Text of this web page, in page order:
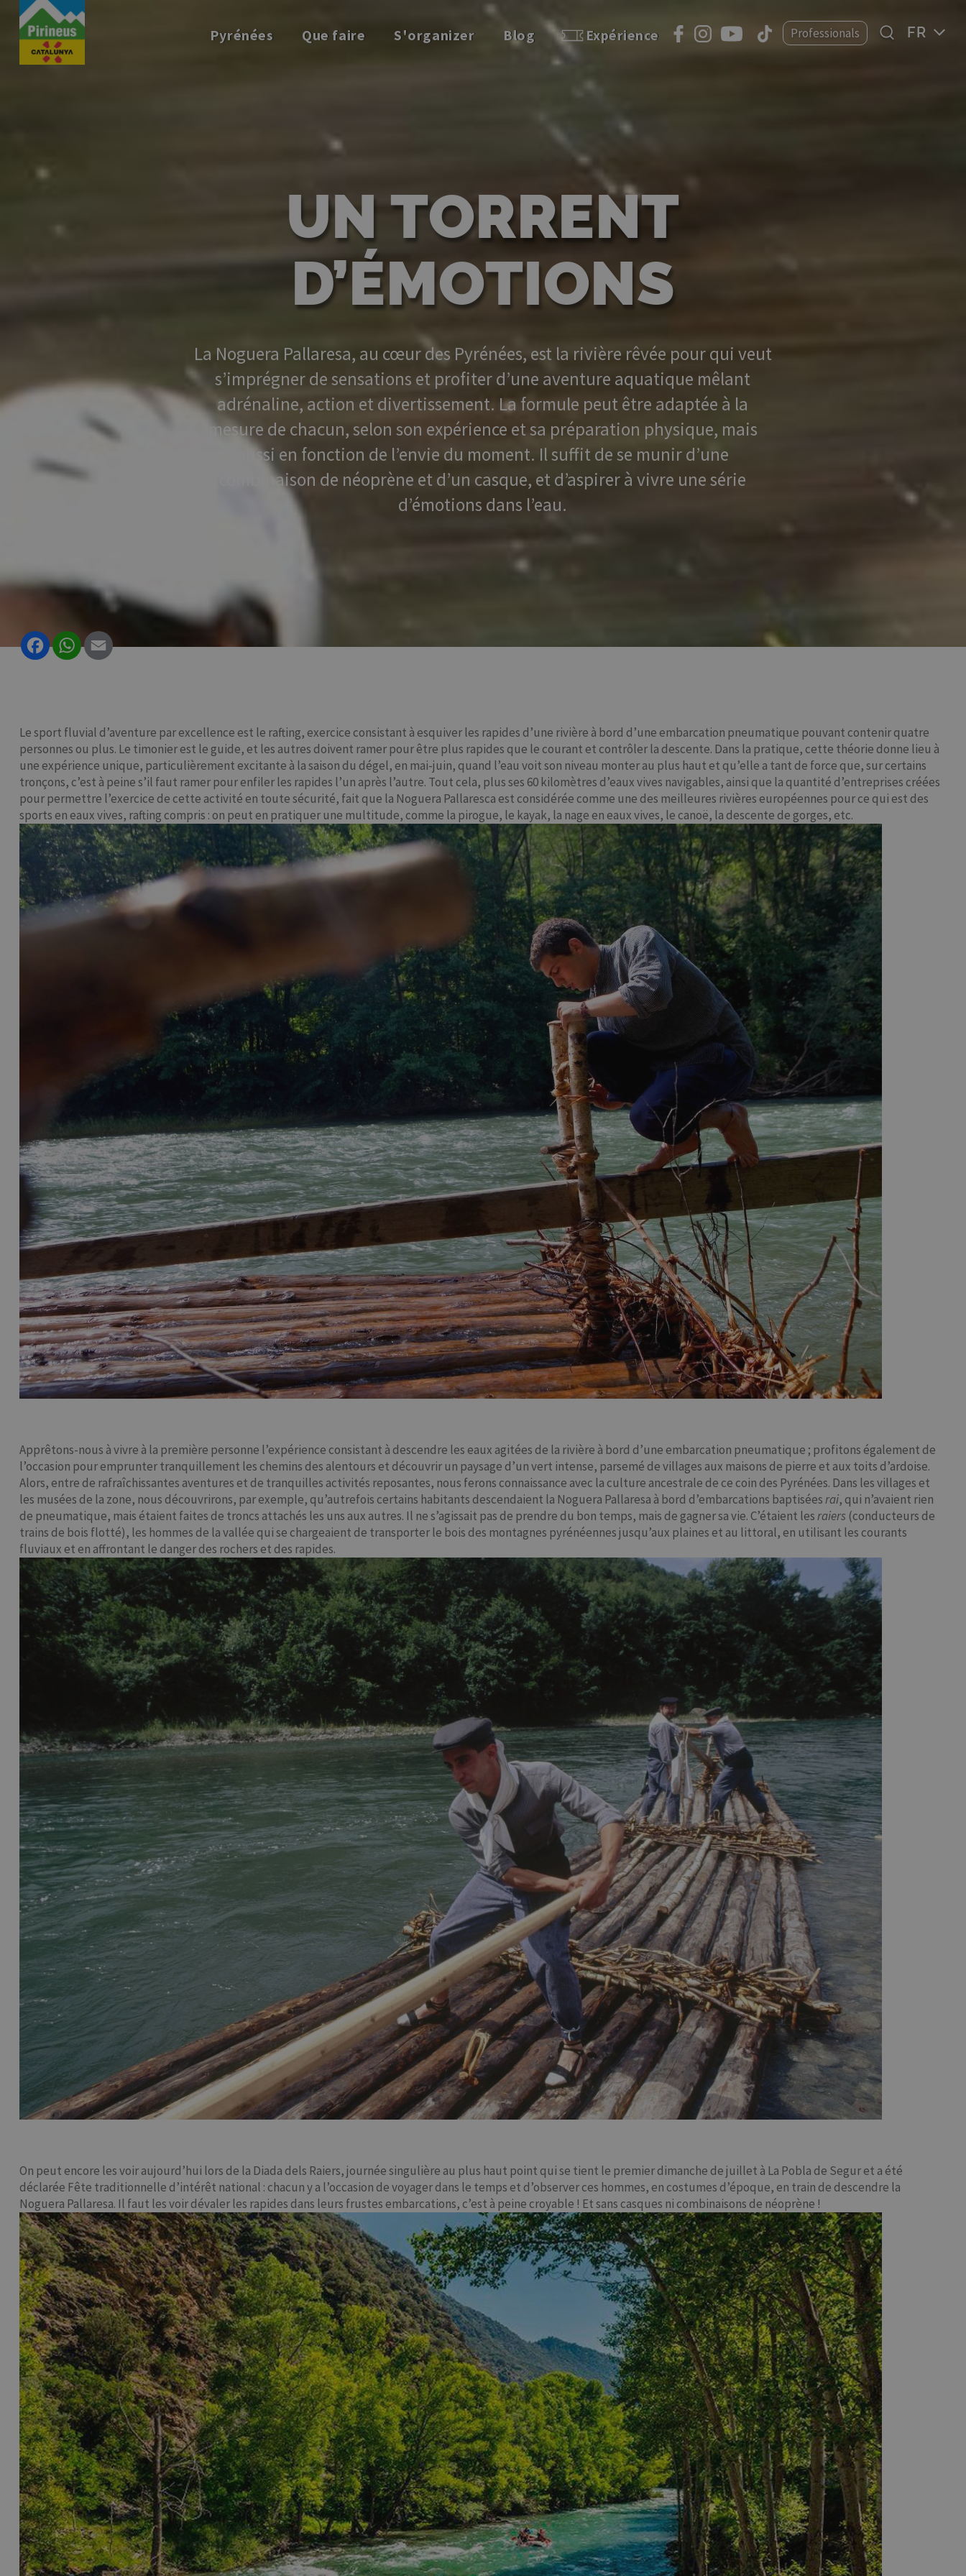
Aller
contenu
principal
Pyrénées Que faire S'organizer Blog Expérience Professionals
Select
your
UN TORRENT
D’ÉMOTIONS
La Noguera Pallaresa, au cœur des Pyrénées, est la rivière rêvée pour qui veut
s’imprégner de sensations et profiter d’une aventure aquatique mêlant
adrénaline, action et divertissement. La formule peut être adaptée à la
mesure de chacun, selon son expérience et sa préparation physique, mais
aussi en fonction de l’envie du moment. Il suffit de se munir d’une
combinaison de néoprène et d’un casque, et d’aspirer à vivre une série
d’émotions dans l’eau.
FacebookWhatsApp
Le sport fluvial d’aventure par excellence est le rafting, exercice consistant à esquiver les rapides d’une rivière à bord d’une embarcation pneumatique pouvant contenir quatre
personnes ou plus. Le timonier est le guide, et les autres doivent ramer pour être plus rapides que le courant et contrôler la descente. Dans la pratique, cette théorie donne lieu à
une expérience unique, particulièrement excitante à la saison du dégel, en mai-juin, quand l’eau voit son niveau monter au plus haut et qu’elle a tant de force que, sur certains
tronçons, c’est à peine s’il faut ramer pour enfiler les rapides l’un après l’autre. Tout cela, plus ses 60 kilomètres d’eaux vives navigables, ainsi que la quantité d’entreprises créées
pour permettre l’exercice de cette activité en toute sécurité, fait que la Noguera Pallaresca est considérée comme une des meilleures rivières européennes pour ce qui est des
sports en eaux vives, rafting compris : on peut en pratiquer une multitude, comme la pirogue, le kayak, la nage en eaux vives, le canoë, la descente de gorges, etc.
Apprêtons-nous à vivre à la première personne l’expérience consistant à descendre les eaux agitées de la rivière à bord d’une embarcation pneumatique ; profitons également de
l’occasion pour emprunter tranquillement les chemins des alentours et découvrir un paysage d’un vert intense, parsemé de villages aux maisons de pierre et aux toits d’ardoise.
Alors, entre de rafraîchissantes aventures et de tranquilles activités reposantes, nous ferons connaissance avec la culture ancestrale de ce coin des Pyrénées. Dans les villages et
les musées de la zone, nous découvrirons, par exemple, qu’autrefois certains habitants descendaient la Noguera Pallaresa à bord d’embarcations baptiséesrai, qui n’avaient rien
de pneumatique, mais étaient faites de troncs attachés les uns aux autres. Il ne s’agissait pas de prendre du bon temps, mais de gagner sa vie. C’étaient lesraiers (conducteurs de
trains de bois flotté), les hommes de la vallée qui se chargeaient de transporter le bois des montagnes pyrénéennes jusqu’aux plaines et au littoral, en utilisant les courants
fluviaux et en affrontant le danger des rochers et des rapides.
On peut encore les voir aujourd’hui lors de la Diada dels Raiers, journée singulière au plus haut point qui se tient le premier dimanche de juillet à La Pobla de Segur et a été
déclarée Fête traditionnelle d’intérêt national : chacun y a l’occasion de voyager dans le temps et d’observer ces hommes, en costumes d’époque, en train de descendre la
Noguera Pallaresa. Il faut les voir dévaler les rapides dans leurs frustes embarcations, c’est à peine croyable ! Et sans casques ni combinaisons de néoprène !